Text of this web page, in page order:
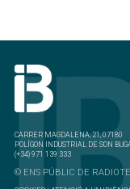
CARRER MAGDALENA, 21, 07180
POLÍGON INDUSTRIAL DE SON
(+34) 971 139 333
© ENS PÚBLIC DE